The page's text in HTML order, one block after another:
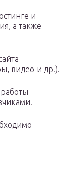
и
а также
видео и др.).